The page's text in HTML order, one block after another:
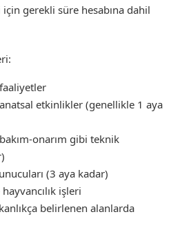
için gerekli süre hesabına dahil
etkinlikler (genellikle 1 aya
onarım gibi teknik
(3 aya kadar)
işleri
belirlenen alanlarda